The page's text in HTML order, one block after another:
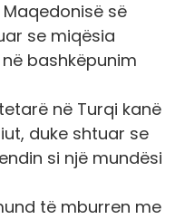
së
se miqësia
bashkëpunim
në Turqi kanë
duke shtuar se
si një mundësi
të mburren me